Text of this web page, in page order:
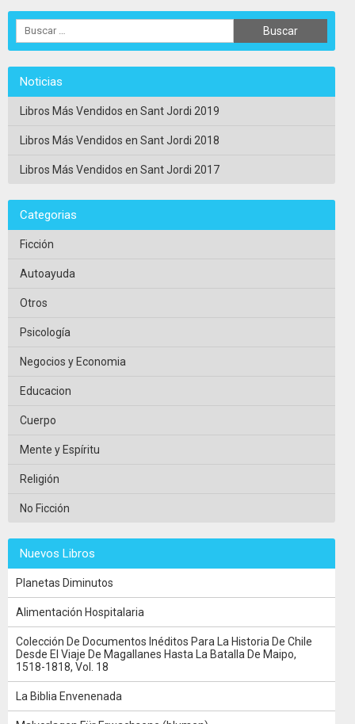
Noticias
Libros Más Vendidos en Sant Jordi 2019
Libros Más Vendidos en Sant Jordi 2018
Libros Más Vendidos en Sant Jordi 2017
Categorias
Ficción
Autoayuda
Otros
Psicología
Negocios y Economia
Educacion
Cuerpo
Mente y Espíritu
Religión
No Ficción
Nuevos Libros
Planetas Diminutos
Alimentación Hospitalaria
Colección De Documentos Inéditos Para La Historia De Chile
Desde El Viaje De Magallanes Hasta La Batalla De Maipo,
1518-1818, Vol. 18
La Biblia Envenenada